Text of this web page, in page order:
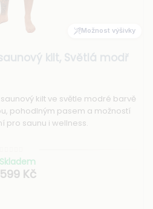
Možnost výšivky
kilt, Světlá modř
kilt ve světle modré barvě
pohodlným pasem a možností
pro saunu i wellness.
Skladem
599 Kč